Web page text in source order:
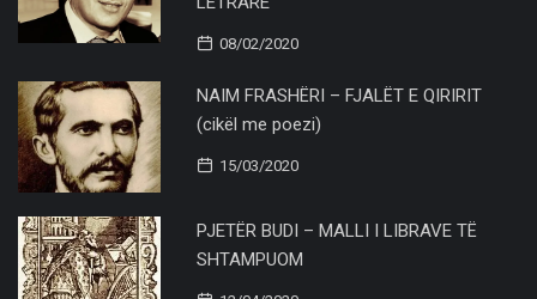
08/02/2020
NAIM FRASHËRI – FJALËT E QIRIRIT
(cikël me poezi)
15/03/2020
PJETËR BUDI – MALLI I LIBRAVE TË
SHTAMPUOM